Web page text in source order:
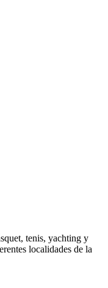
tenis, yachting y
localidades de la